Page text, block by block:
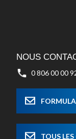
NOUS
0 806 00 00
TOUS